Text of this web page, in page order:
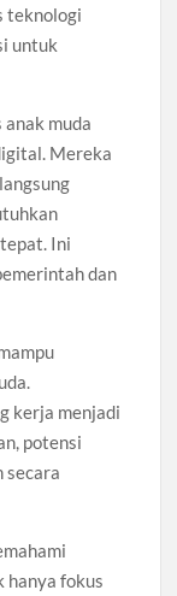
teknologi
untuk
muda
Mereka
Ini
dan
kerja menjadi
potensi
secara
hanya fokus